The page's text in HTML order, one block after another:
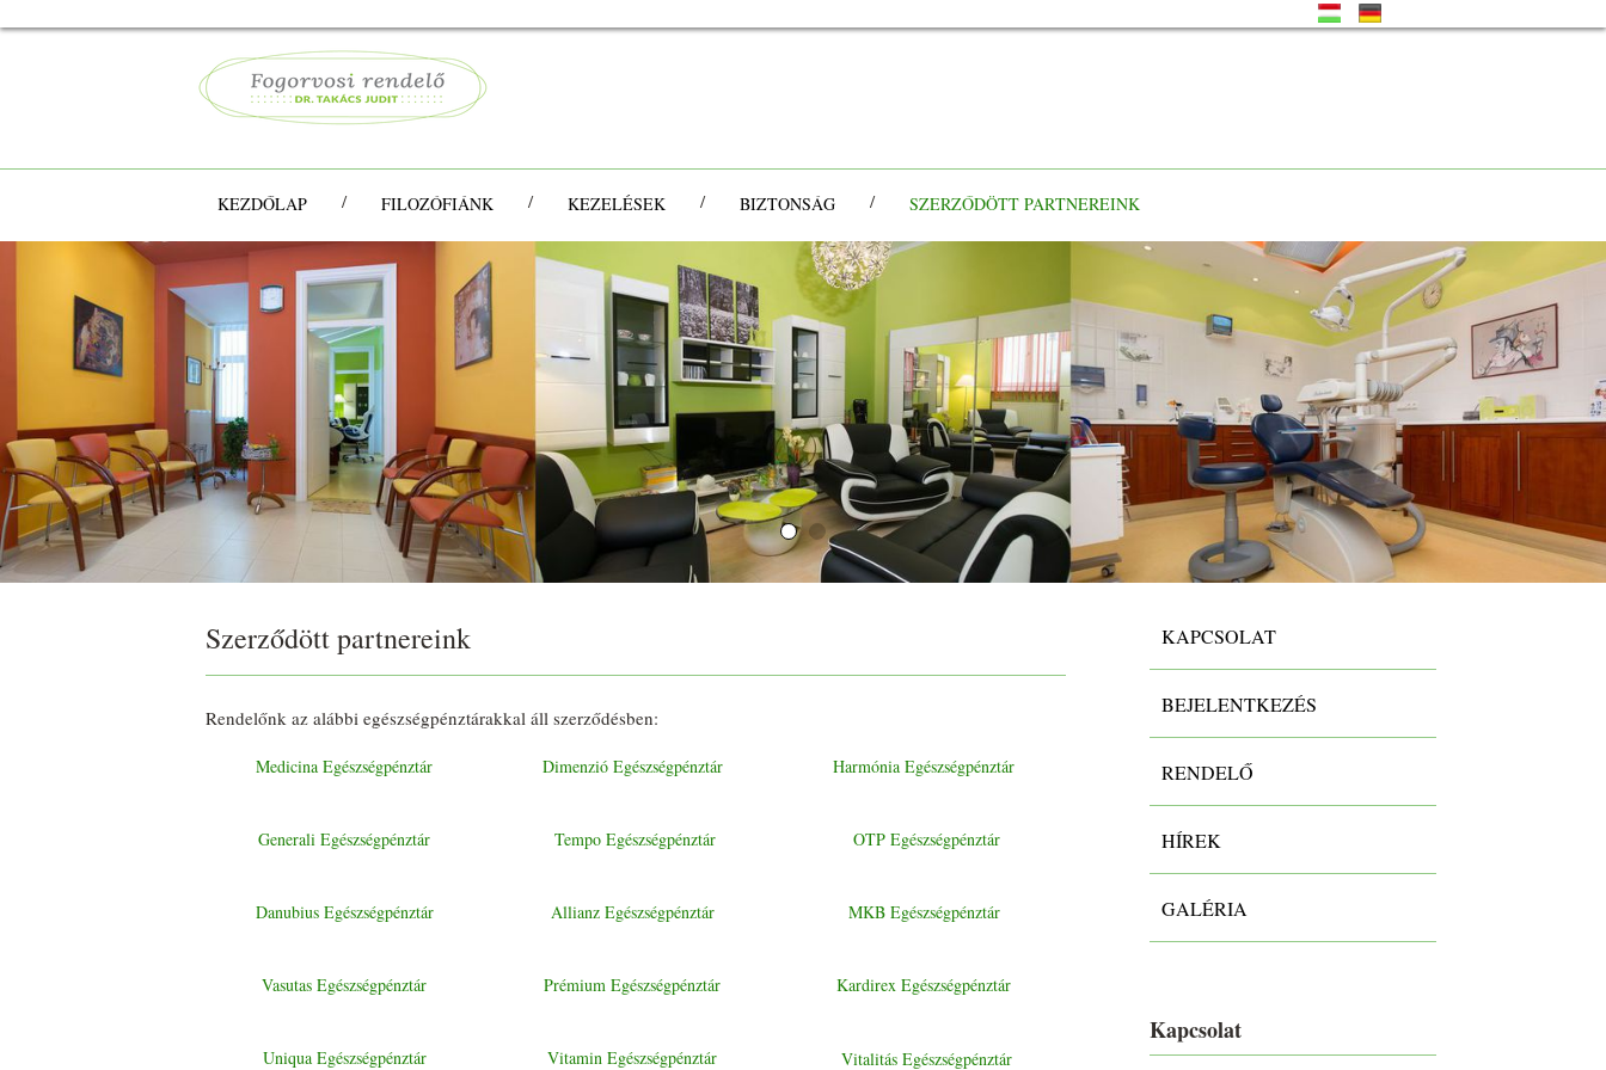
KEZDŐLAP / FILOZÓFIÁNK / KEZELÉSEK / BIZTONSÁG / SZERZŐDÖTT PARTNEREINK
Szerződött partnereink
Rendelőnk az alábbi egészségpénztárakkal áll szerződésben:
Medicina Egészségpénztár Dimenzió Egészségpénztár Harmónia Egészségpénztár
Generali Egészségpénztár Tempo Egészségpénztár OTP Egészségpénztár
Danubius Egészségpénztár Allianz Egészségpénztár MKB Egészségpénztár
Vasutas Egészségpénztár Prémium Egészségpénztár Kardirex Egészségpénztár
Uniqua Egészségpénztár Vitamin Egészségpénztár Vitalitás Egészségpénztár
KAPCSOLAT
BEJELENTKEZÉS
RENDELŐ
HÍREK
GALÉRIA
Kapcsolat